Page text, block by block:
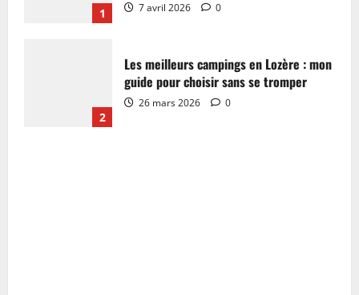
1 7 avril 2026 0
2
Les meilleurs campings en Lozère : mon
guide pour choisir sans se tromper
26 mars 2026 0